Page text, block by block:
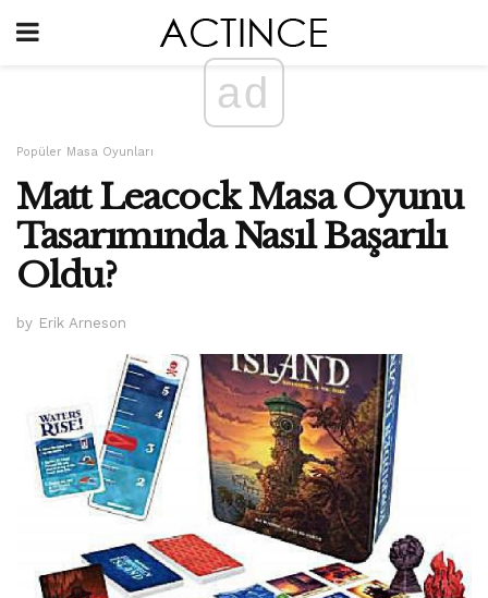
ad
Popüler Masa Oyunları
Matt Leacock Masa Oyunu
Tasarımında Nasıl Başarılı
Oldu?
by Erik Arneson